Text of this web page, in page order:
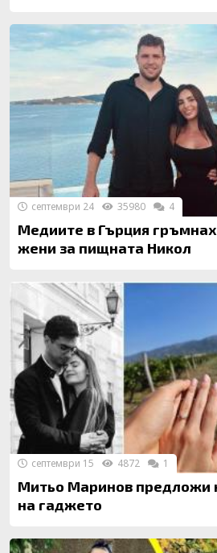
Медиите в Гърция
жени за пищната Никол
септември 24 35980 4
Митьо Маринов предложи
на гаджето
септември 15 4872 1